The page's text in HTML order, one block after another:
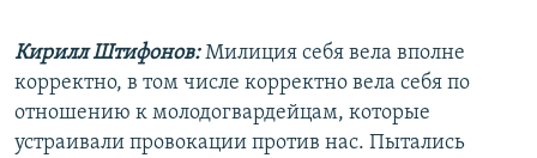
Кирилл Штифонов:Милиция себя вела вполне
корректно, в том числе корректно вела себя по
отношению к молодогвардейцам, которые
устраивали провокации против нас. Пытались